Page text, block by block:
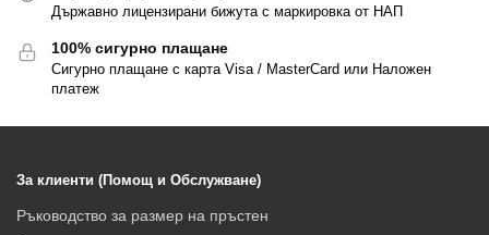
Държавно лицензирани бижута с маркировка от НАП
100% сигурно плащане
Сигурно плащане с карта Visa / MasterCard или Наложен
платеж
За клиенти (Помощ и Обслужване)
Ръководство за размер на пръстен